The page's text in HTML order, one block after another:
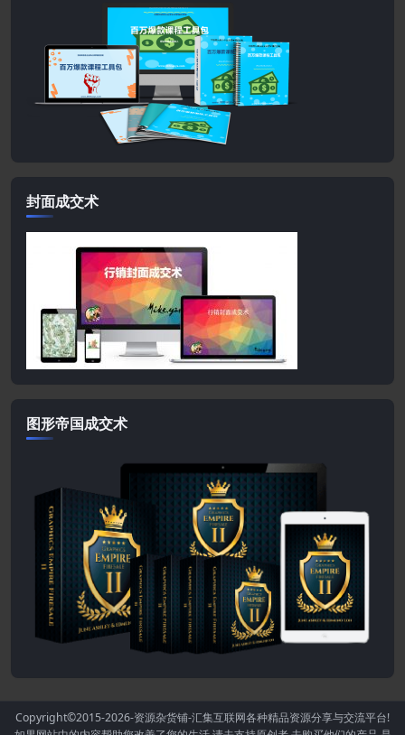
封面成交术
图形帝国成交术
Copyright©2015-2026-资源杂货铺-汇集互联网各种精品资源分享与交流平台!